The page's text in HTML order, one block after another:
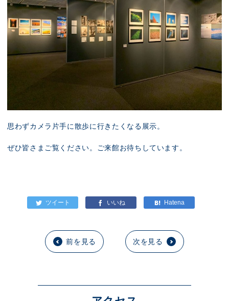
思わずカメラ片手に散歩に行きたくなる展示。
ぜひ皆さまご覧ください。ご来館お待ちしています。
前を見る 次を見る